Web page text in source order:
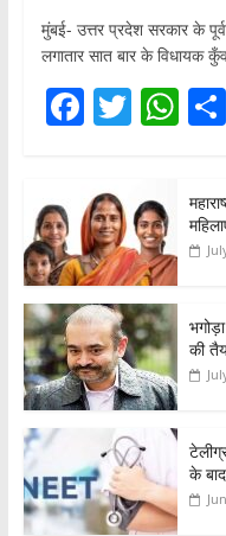
मुंबई- उत्तर प्रदेश सरकार के
लगातार सात बार के विधायक
F
c
e
b
o
o
k
T
er
W
s
A
p
S
की
के